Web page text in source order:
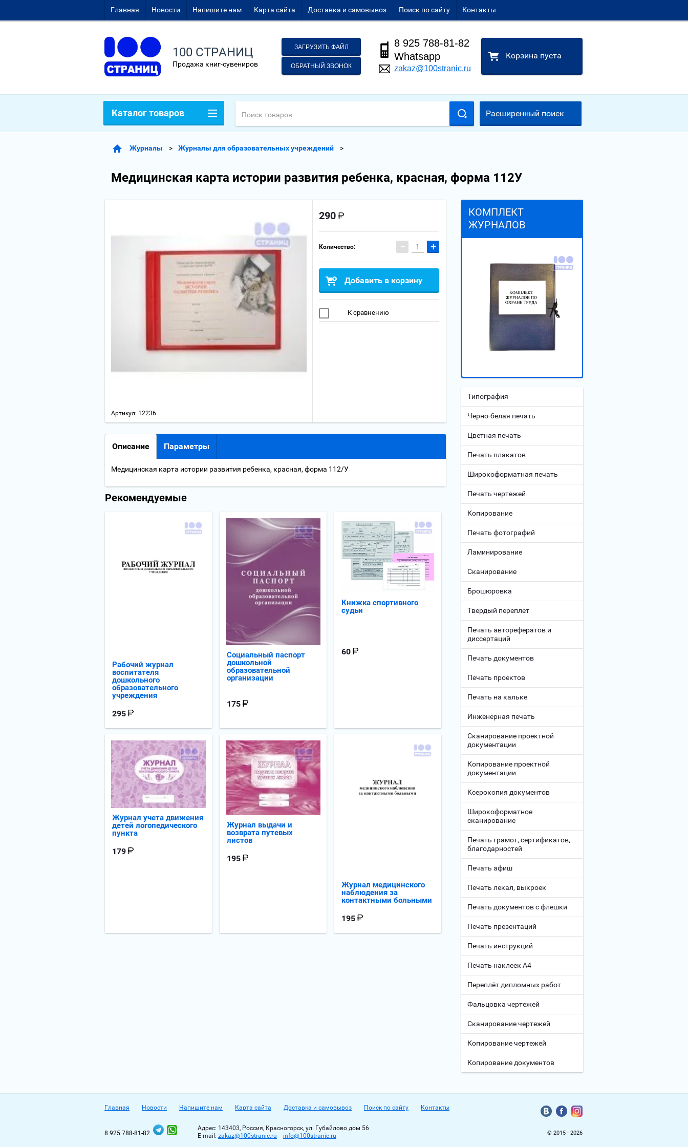
Главная Новости Напишите нам Карта сайта Доставка и самовывоз Поиск по сайту Контакты
100 СТРАНИЦ
Продажа книг-сувениров
ЗАГРУЗИТЬ ФАЙЛ
ОБРАТНЫЙ ЗВОНОК
8 925 788-81-82
Whatsapp
zakaz@100stranic.ru
Корзина пуста
Расширенный поиск
Журналы Журналы для образовательных учреждений
Медицинская карта истории развития ребенка, красная, форма 112У
Артикул: 12236
290
Количество: − +
Добавить в корзину
К сравнению
Описание Параметры
Медицинская карта истории развития ребенка, красная, форма 112/У
Рекомендуемые
Рабочий журнал
воспитателя
дошкольного
образовательного
учреждения
295
Социальный паспорт
дошкольной
образовательной
организации
175
Книжка спортивного
судьи
60
Журнал учета движения
детей логопедического
пункта
179
Журнал выдачи и
возврата путевых
листов
195
Журнал медицинского
наблюдения за
контактными больными
195
Каталог товаров
КОМПЛЕКТ
ЖУРНАЛОВ
Типография
Черно-белая печать
Цветная печать
Печать плакатов
Широкоформатная печать
Печать чертежей
Копирование
Печать фотографий
Ламинирование
Сканирование
Брошюровка
Твердый переплет
Печать авторефератов и
диссертаций
Печать документов
Печать проектов
Печать на кальке
Инженерная печать
Сканирование проектной
документации
Копирование проектной
документации
Ксерокопия документов
Широкоформатное
сканирование
Печать грамот, сертификатов,
благодарностей
Печать афиш
Печать лекал, выкроек
Печать документов с флешки
Печать презентаций
Печать инструкций
Печать наклеек А4
Переплёт дипломных работ
Фальцовка чертежей
Сканирование чертежей
Копирование чертежей
Копирование документов
Главная Новости Напишите нам Карта сайта Доставка и самовывоз Поиск по сайту Контакты
8 925 788-81-82
Адрес: 143403, Россия, Красногорск, ул. Губайлово дом 56
Е-mail: zakaz@100stranic.ru info@100stranic.ru © 2015 - 2026